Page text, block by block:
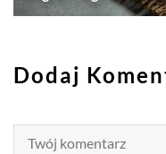
Dodaj